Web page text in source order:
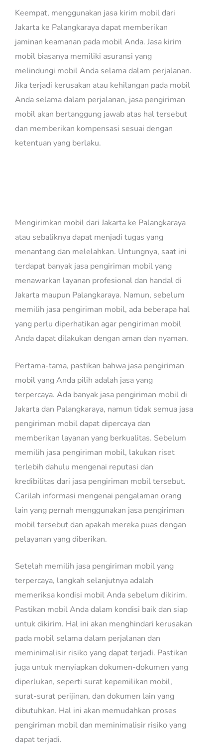
Keempat, menggunakan jasa kirim mobil dari
Jakarta ke Palangkaraya dapat memberikan
jaminan keamanan pada mobil Anda. Jasa kirim
mobil biasanya memiliki asuransi yang
melindungi mobil Anda selama dalam perjalanan.
Jika terjadi kerusakan atau kehilangan pada mobil
Anda selama dalam perjalanan, jasa pengiriman
mobil akan bertanggung jawab atas hal tersebut
dan memberikan kompensasi sesuai dengan
ketentuan yang berlaku.
Mengirimkan mobil dari Jakarta ke Palangkaraya
atau sebaliknya dapat menjadi tugas yang
menantang dan melelahkan. Untungnya, saat ini
terdapat banyak jasa pengiriman mobil yang
menawarkan layanan profesional dan handal di
Jakarta maupun Palangkaraya. Namun, sebelum
memilih jasa pengiriman mobil, ada beberapa hal
yang perlu diperhatikan agar pengiriman mobil
Anda dapat dilakukan dengan aman dan nyaman.
Pertama-tama, pastikan bahwa jasa pengiriman
mobil yang Anda pilih adalah jasa yang
terpercaya. Ada banyak jasa pengiriman mobil di
Jakarta dan Palangkaraya, namun tidak semua jasa
pengiriman mobil dapat dipercaya dan
memberikan layanan yang berkualitas. Sebelum
memilih jasa pengiriman mobil, lakukan riset
terlebih dahulu mengenai reputasi dan
kredibilitas dari jasa pengiriman mobil tersebut.
Carilah informasi mengenai pengalaman orang
lain yang pernah menggunakan jasa pengiriman
mobil tersebut dan apakah mereka puas dengan
pelayanan yang diberikan.
Setelah memilih jasa pengiriman mobil yang
terpercaya, langkah selanjutnya adalah
memeriksa kondisi mobil Anda sebelum dikirim.
Pastikan mobil Anda dalam kondisi baik dan siap
untuk dikirim. Hal ini akan menghindari kerusakan
pada mobil selama dalam perjalanan dan
meminimalisir risiko yang dapat terjadi. Pastikan
juga untuk menyiapkan dokumen-dokumen yang
diperlukan, seperti surat kepemilikan mobil,
surat-surat perijinan, dan dokumen lain yang
dibutuhkan. Hal ini akan memudahkan proses
pengiriman mobil dan meminimalisir risiko yang
dapat terjadi.